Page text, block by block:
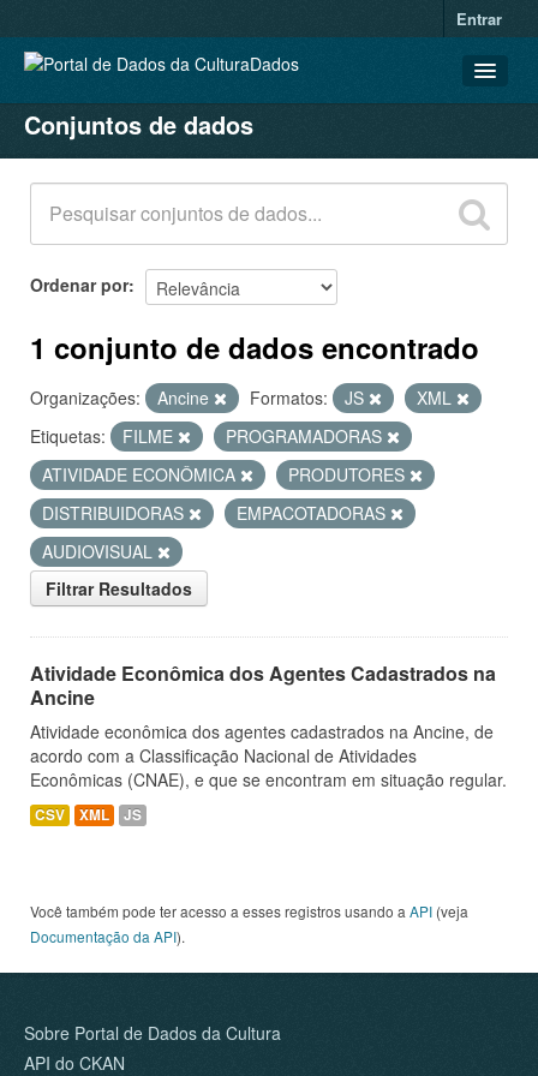
Entrar
CONJUNTOS DE DADOS
ORGANIZAÇÕES
GRUPOS
SOBRE
Conjuntos de dados
Ordenar por
1 conjunto de dados encontrado
Organizações: Ancine Formatos: JS
XML
Etiquetas:
FILME
PROGRAMADORAS
ATIVIDADE ECONÔMICA
PRODUTORES
DISTRIBUIDORAS
EMPACOTADORAS
AUDIOVISUAL
Filtrar Resultados
Atividade Econômica dos Agentes Cadastrados na
Ancine
Atividade econômica dos agentes cadastrados na Ancine, de
acordo com a Classificação Nacional de Atividades
Econômicas (CNAE), e que se encontram em situação regular.
CSV XML JS
Você também pode ter acesso a esses registros usando a API (veja
Documentação da API).
Sobre Portal de Dados da Cultura
API do CKAN